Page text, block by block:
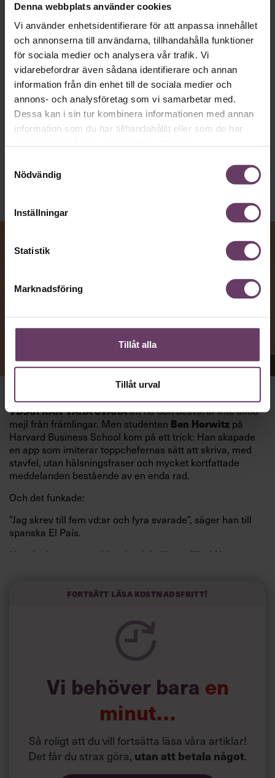
Denna webbplats använder cookies
Vi använder enhetsidentifierare för att anpassa innehållet
och annonserna till användarna, tillhandahålla funktioner
för sociala medier och analysera vår trafik. Vi
vidarebefordrar även sådana identifierare och annan
information från din enhet till de sociala medier och
annons- och analysföretag som vi samarbetar med.
Dessa kan i sin tur kombinera informationen med annan
information som du har tillhandahållit eller som de har
Nödvändig
Inställningar
Statistik
Marknadsföring
Tillåt alla
Tillåt urval
MVH VD
Kan en app som förvandlar
text till korthugget vd-språk – utan
artighetsfraser, men gärna stavfel – vara
vägen för den som vill nå fram till
toppcheferna?
Kommunikation
Appen Sinceerly imiterar vd:ars kortfattade språk.
VD:AR KAN VARA SVÅRAatt nå och besvarar inte alltid
mejl från främlingar. Men studenten Ben Horwitz på
Harvard Business School kom på ett trick: Han skapade
en app som imiterar toppchefernas sätt att skriva, med
stavfel, utan hälsningsfraser och mycket kortfattade
meddelanden bestående av en enda rad.
Och det funkade:
”Jag skrev till fem vd:ar och fyra svarade”, säger han till
spanska El País.
Horwitz har nu utvecklat sitt trick till en affärsidé: appen
kortfattat slarviga vd-stilen.
Fortsätt läsa kostnadsfritt!
Vi behöver bara en
minut…
Så roligt att du vill fortsätta läsa våra artiklar!
Det får du strax göra, utan att betala något.